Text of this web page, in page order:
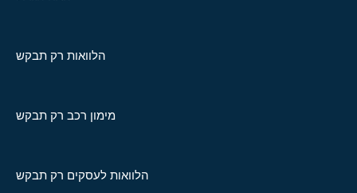
הלוואות רק תבקש
מימון רכב רק תבקש
הלוואות לעסקים רק תבקש